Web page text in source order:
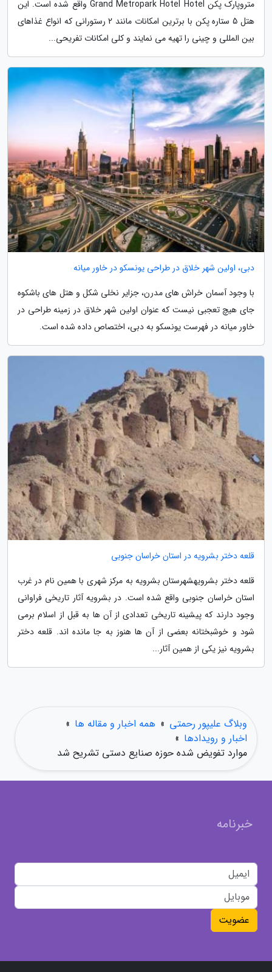
متروپارک پکن Grand Metropark Hotel Hotel واقع شده است. این
هتل 5 ستاره پکن با برترین امکانات مانند 2 رستورانی که انواع غذاهای
بین المللی و چینی را تهیه می نمایند و کلی امکانات تفریحی...
دبی، اولین شهر خلاق در طراحی یونسکو در خاور میانه
با وجود آسمان خراش های مدرن، جزایر نخلی شکل و هتل های باشکوه
جای هیچ تعجبی نیست که عنوان اولین شهر خلاق در زمینه طراحی در
خاور میانه در فهرست یونسکو به دبی، اختصاص داده شده است.
قلعه دختر بشرویه در استان خراسان جنوبی
قلعه دختر بشرویهشهرستان بشرویه به مرکز شهری با همین نام در غرب
استان خراسان جنوبی واقع شده است. در بشرویه آثار تاریخی فراوانی
وجود دارند که پیشینه تاریخی تعدادی از آن ها به قبل از اسلام برمی
شود و خوشبختانه بعضی از آن ها هنوز به جا مانده اند. قلعه دختر
بشرویه نیز یکی از همین آثار...
وبلاگ علیپور رحمتی » همه اخبار و مقاله ها »
اخبار و رویدادها »
موارد تفویض شده حوزه صنایع دستی تشریح شد
خبرنامه
عضویت